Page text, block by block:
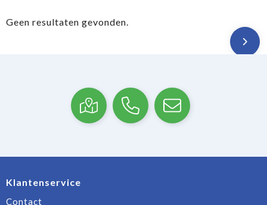
Geen resultaten gevonden.
Klantenservice
Contact